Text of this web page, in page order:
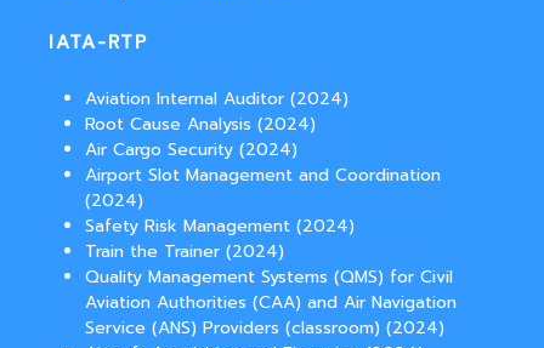
IATA-RTP
Aviation Internal Auditor (2024)
Root Cause Analysis (2024)
Air Cargo Security (2024)
Airport Slot Management and Coordination
(2024)
Safety Risk Management (2024)
Train the Trainer (2024)
Quality Management Systems (QMS) for Civil
Aviation Authorities (CAA) and Air Navigation
Service (ANS) Providers (classroom) (2024)